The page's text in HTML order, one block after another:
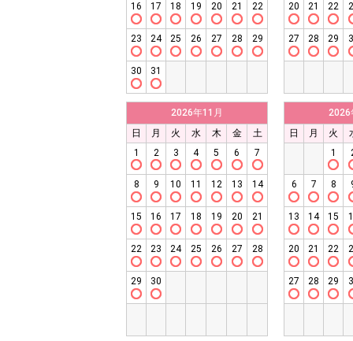
16 17 18 19 20 21 22
23 24 25 26 27 28 29
30 31
20 21 22
27 28 29
2026年11月
日
月 火 水 木 金
土
1
2 3 4 5 6 7
8 9 10 11 12 13 14
15 16 17 18 19 20 21
22 23 24 25 26 27 28
29 30
2026
日
月 火
1
6 7 8
13 14 15
20 21 22
27 28 29